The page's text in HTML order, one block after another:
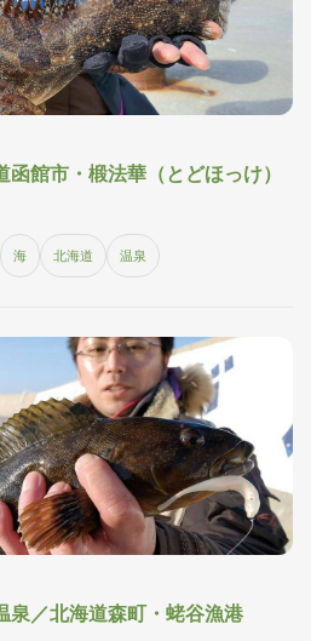
館市・椴法華（とどほっけ）
海 北海道 温泉
泉／北海道森町・蛯谷漁港